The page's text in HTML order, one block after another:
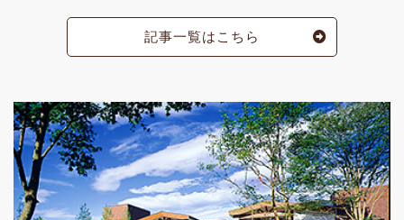
記事一覧はこちら